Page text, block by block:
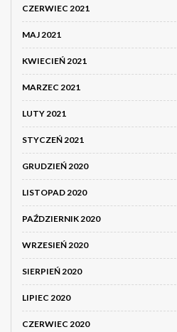
CZERWIEC 2021
MAJ 2021
KWIECIEŃ 2021
MARZEC 2021
LUTY 2021
STYCZEŃ 2021
GRUDZIEŃ 2020
LISTOPAD 2020
PAŹDZIERNIK 2020
WRZESIEŃ 2020
SIERPIEŃ 2020
LIPIEC 2020
CZERWIEC 2020